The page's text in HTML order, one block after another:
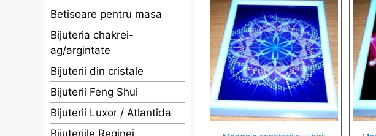
Betisoare pentru masa
Bijuteria chakrei-
ag/argintate
Bijuterii din cristale
Bijuterii Feng Shui
Bijuterii Luxor / Atlantida
Bijuteriile Reginei